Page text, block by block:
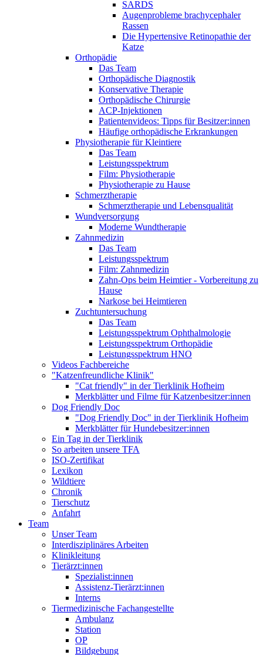
SARDS
Augenprobleme brachycephaler
Rassen
Die Hypertensive Retinopathie der
Katze
Orthopädie
Das Team
Orthopädische Diagnostik
Konservative Therapie
Orthopädische Chirurgie
ACP-Injektionen
Patientenvideos: Tipps für Besitzer:innen
Häufige orthopädische Erkrankungen
Physiotherapie für Kleintiere
Das Team
Leistungsspektrum
Film: Physiotherapie
Physiotherapie zu Hause
Schmerztherapie
Schmerztherapie und Lebensqualität
Wundversorgung
Moderne Wundtherapie
Zahnmedizin
Das Team
Leistungsspektrum
Film: Zahnmedizin
Zahn-Ops beim Heimtier - Vorbereitung zu
Hause
Narkose bei Heimtieren
Zuchtuntersuchung
Das Team
Leistungsspektrum Ophthalmologie
Leistungsspektrum Orthopädie
Leistungsspektrum HNO
Videos Fachbereiche
"Katzenfreundliche Klinik"
"Cat friendly" in der Tierklinik Hofheim
Merkblätter und Filme für Katzenbesitzer:innen
Dog Friendly Doc
"Dog Friendly Doc" in der Tierklinik Hofheim
Merkblätter für Hundebesitzer:innen
Ein Tag in der Tierklinik
So arbeiten unsere TFA
ISO-Zertifikat
Lexikon
Wildtiere
Chronik
Tierschutz
Anfahrt
Team
Unser Team
Interdisziplinäres Arbeiten
Klinikleitung
Tierärzt:innen
Spezialist:innen
Assistenz-Tierärzt:innen
Interns
Tiermedizinische Fachangestellte
Ambulanz
Station
OP
Bildgebung